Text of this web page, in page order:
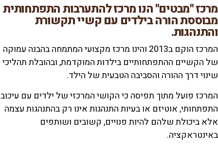
מרכז "מבטים" הנו מרכז להתערבות התפתחותית
מבוססת הורה בילדים עם קשיי תקשורת
והתנהגות.
המרכז הוקם ב2013 והינו מרכז מקצועי המתמחה בהבנה עמוקה
של הקשיים ההתפתחותיים בילדות המוקדמת, ובהובלת תהליכי
שינוי דרך ההורה והסביבה הטבעית של הילד.
המרכז פועל מתוך תפיסה כי הקושי המרכזי של ילדים עם עיכוב
התפתחותי, אוטיזם או בעיות התנהגות אינו רק בהתנהגות עצמה
אלא ביכולת שלהם להיות פנויים, קשובים ושותפים
באינטראקציה.